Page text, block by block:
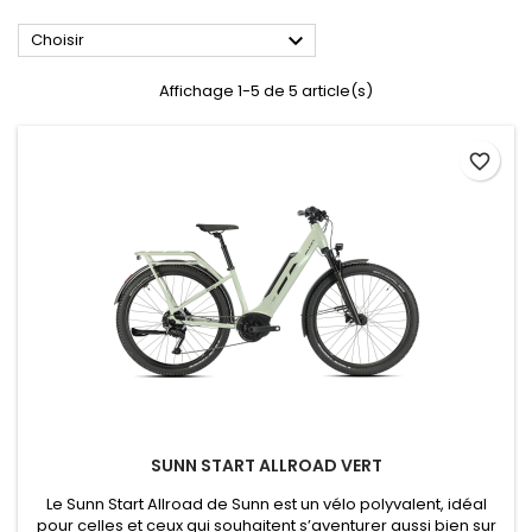
Choisir 
Affichage 1-5 de 5 article(s)
SUNN START ALLROAD VERT
Le Sunn Start Allroad de Sunn est un vélo polyvalent, idéal
pour celles et ceux qui souhaitent s’aventurer aussi bien sur
favorite_border